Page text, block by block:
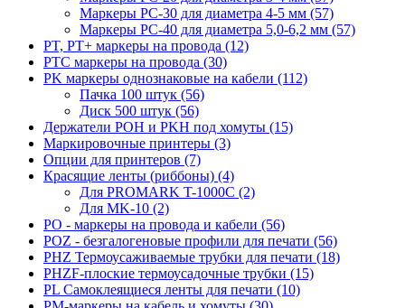
Маркеры PC-30 для диаметра 4-5 мм (57)
Маркеры PC-40 для диаметра 5,0-6,2 мм (57)
PT, PT+ маркеры на провода (12)
PTC маркеры на провода (30)
PK маркеры однознаковые на кабели (112)
Пачка 100 штук (56)
Диск 500 штук (56)
Держатели POH и PKH под хомуты (15)
Маркировочные принтеры (3)
Опции для принтеров (7)
Красящие ленты (риббоны) (4)
Для PROMARK T-1000C (2)
Для MK-10 (2)
PO - маркеры на провода и кабели (56)
POZ - безгалогеновые профили для печати (56)
PHZ Термоусаживаемые трубки для печати (18)
PHZF-плоские термоусадочные трубки (15)
PL Самоклеящиеся ленты для печати (10)